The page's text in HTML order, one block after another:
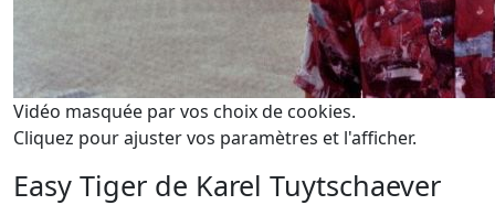
Vidéo masquée par vos choix de cookies.
Cliquez pour ajuster vos paramètres et l'afficher.
Easy Tiger de Karel Tuytschaever